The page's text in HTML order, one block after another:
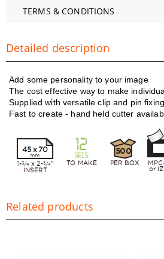
TERMS & CONDITIONS
Detailed description
Add some personality to your image
The cost effective way to make
Supplied with versatile clip and pin
Fast to create - hand held cutter
Related products